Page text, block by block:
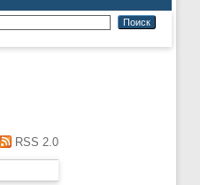
RSS 2.0